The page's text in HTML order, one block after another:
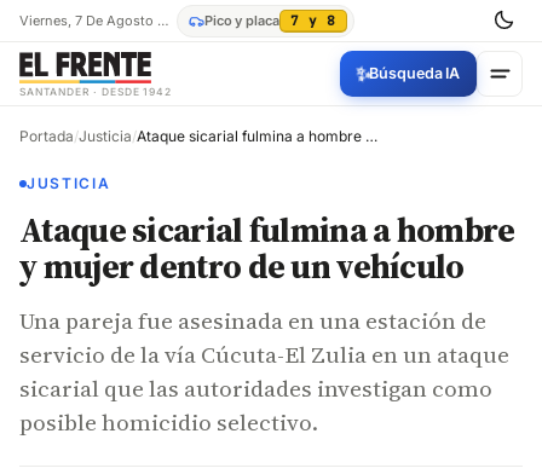
Viernes, 7 De Agosto De 2026 Pico y placa 7 y 8
SANTANDER · DESDE 1942
✨Búsqueda IA
Portada/Justicia/ Ataque sicarial fulmina a hombre y mujer dentro de un vehículo
JUSTICIA
Ataque sicarial fulmina a hombre
y mujer dentro de un vehículo
Una pareja fue asesinada en una estación de
servicio de la vía Cúcuta-El Zulia en un ataque
sicarial que las autoridades investigan como
posible homicidio selectivo.